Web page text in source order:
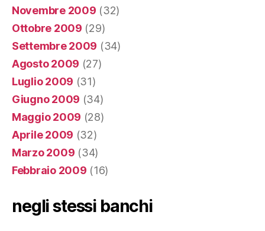
Novembre 2009 (32)
Ottobre 2009 (29)
Settembre 2009 (34)
Agosto 2009 (27)
Luglio 2009 (31)
Giugno 2009 (34)
Maggio 2009 (28)
Aprile 2009 (32)
Marzo 2009 (34)
Febbraio 2009 (16)
negli stessi banchi